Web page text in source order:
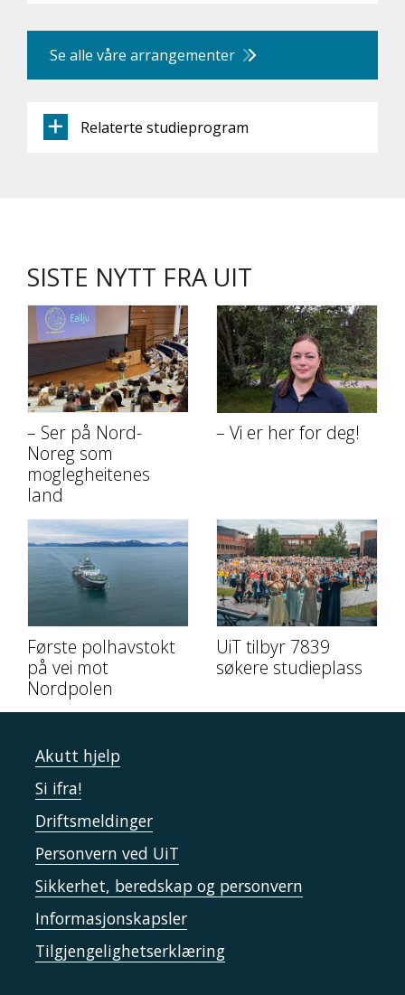
Se alle våre arrangementer
Relaterte studieprogram
SISTE NYTT FRA UIT
– Ser på Nord-
Noreg som
moglegheitenes
land
– Vi er her for deg!
Første polhavstokt
på vei mot
Nordpolen
UiT tilbyr 7839
søkere studieplass
Akutt hjelp
Si ifra!
Driftsmeldinger
Personvern ved UiT
Sikkerhet, beredskap og personvern
Informasjonskapsler
Tilgjengelighetserklæring